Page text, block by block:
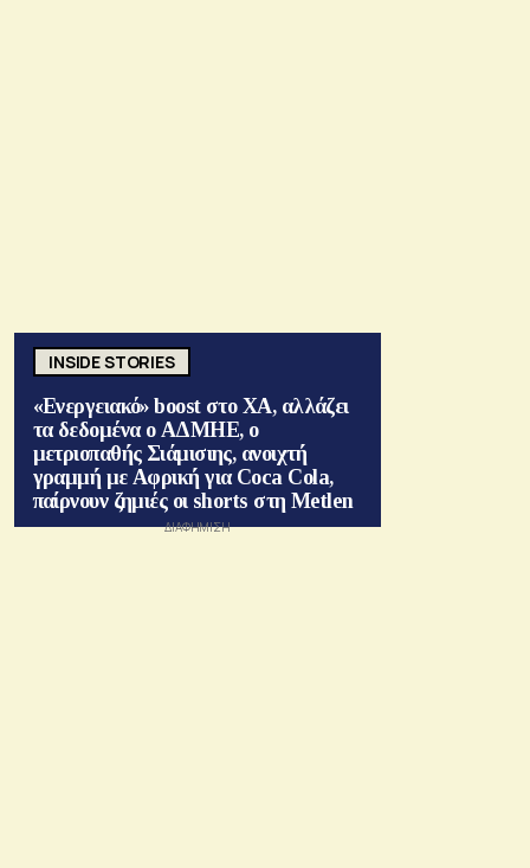
INSIDE STORIES
«Ενεργειακό» boost στο ΧΑ, αλλάζει
τα δεδομένα ο ΑΔΜΗΕ, ο
μετριοπαθής Σιάμισιης, ανοιχτή
γραμμή με Αφρική για Coca Cola,
παίρνουν ζημιές οι shorts στη Metlen